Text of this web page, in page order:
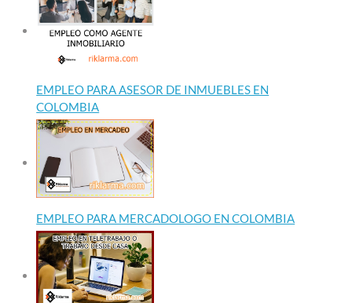
EMPLEO PARA ASESOR DE INMUEBLES EN
COLOMBIA
EMPLEO PARA MERCADOLOGO EN COLOMBIA